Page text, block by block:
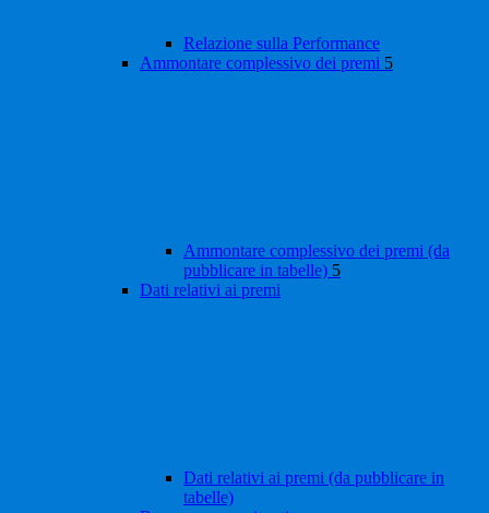
Relazione sulla Performance
Ammontare complessivo dei premi 5
Ammontare complessivo dei premi (da
pubblicare in tabelle) 5
Dati relativi ai premi
Dati relativi ai premi (da pubblicare in
tabelle)